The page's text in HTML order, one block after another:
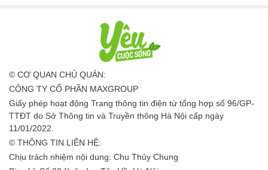
© CƠ QUAN CHỦ QUẢN:
CÔNG TY CỔ PHẦN MAXGROUP
Giấy phép hoạt động Trang thông tin điện tử tổng hợp số 96/GP-
TTĐT do Sở Thông tin và Truyền thông Hà Nội cấp ngày
11/01/2022.
© THÔNG TIN LIÊN HỆ:
Chịu trách nhiệm nội dung: Chu Thủy Chung